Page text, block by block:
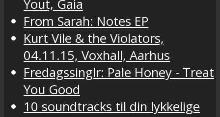
Yout, Gaia
From Sarah: Notes EP
Kurt Vile & the Violators,
04.11.15, Voxhall, Aarhus
Fredagssinglr: Pale Honey - Treat
You Good
10 soundtracks til din lykkelige